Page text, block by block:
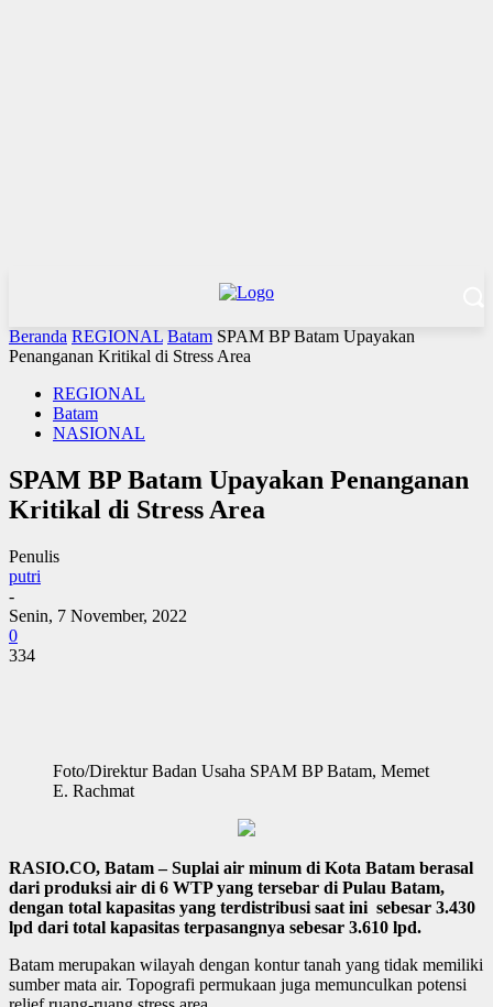
Beranda REGIONAL Batam SPAM BP Batam Upayakan
Penanganan Kritikal di Stress Area
REGIONAL
Batam
NASIONAL
SPAM BP Batam Upayakan Penanganan
Kritikal di Stress Area
Penulis
putri
-
Senin, 7 November, 2022
0
334
Foto/Direktur Badan Usaha SPAM BP Batam, Memet
E. Rachmat
RASIO.CO, Batam – Suplai air minum di Kota Batam berasal
dari produksi air di 6 WTP yang tersebar di Pulau Batam,
dengan total kapasitas yang terdistribusi saat ini sebesar 3.430
lpd dari total kapasitas terpasangnya sebesar 3.610 lpd.
Batam merupakan wilayah dengan kontur tanah yang tidak memiliki
sumber mata air. Topografi permukaan juga memunculkan potensi